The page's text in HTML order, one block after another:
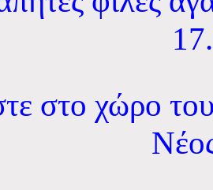
στο χώρο